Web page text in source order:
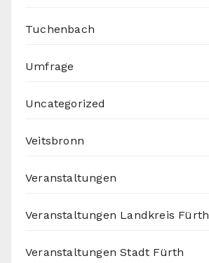
Tuchenbach
Umfrage
Uncategorized
Veitsbronn
Veranstaltungen
Veranstaltungen Landkreis Fürth
Veranstaltungen Stadt Fürth